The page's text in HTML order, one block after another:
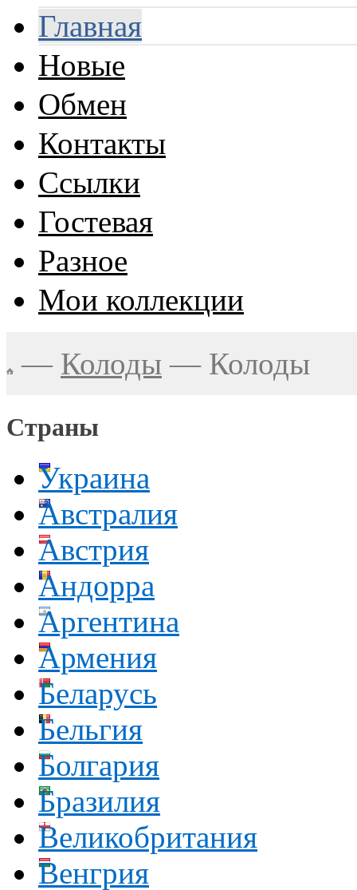
Главная
Новые
Обмен
Контакты
Ссылки
Гостевая
Разное
Мои коллекции
— Колоды — Колоды
Страны
Украина
Австралия
Австрия
Андорра
Аргентина
Армения
Беларусь
Бельгия
Болгария
Бразилия
Великобритания
Венгрия